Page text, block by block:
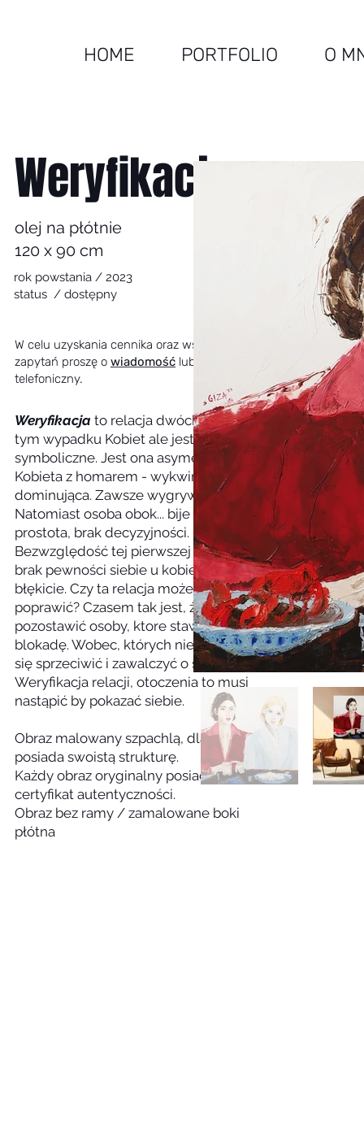
HOME PORTFOLIO O
Weryfikacja
olej na płótnie
120 x 90 cm
rok powstania / 2023
status / dostępny
W celu uzyskania cennika oraz wszelkich
zapytań proszę o wiadomość lub kontakt
telefoniczny.
Weryfikacja to relacja dwóch osób w
tym wypadku Kobiet ale jest to tylko
symboliczne. Jest ona asymetryczna.
Kobieta z homarem - wykwintna,
dominująca. Zawsze wygrywająca.
Natomiast osoba obok... bije od niej
prostota, brak decyzyjności.
Bezwzględość tej pierwszej kształtuje
brak pewności siebie u kobiety w
błękicie. Czy ta relacja może się
poprawić? Czasem tak jest, że musimy
pozostawić osoby, ktore stawiają w nas
blokadę. Wobec, których nie potrafimy
się sprzeciwić i zawalczyć o siebie.
Weryfikacja relacji, otoczenia to musi
nastąpić by pokazać siebie.
Obraz malowany szpachlą, dlatego
posiada swoistą strukturę.
Każdy obraz oryginalny posiada
certyfikat autentyczności.
Obraz bez ramy / zamalowane boki
płótna